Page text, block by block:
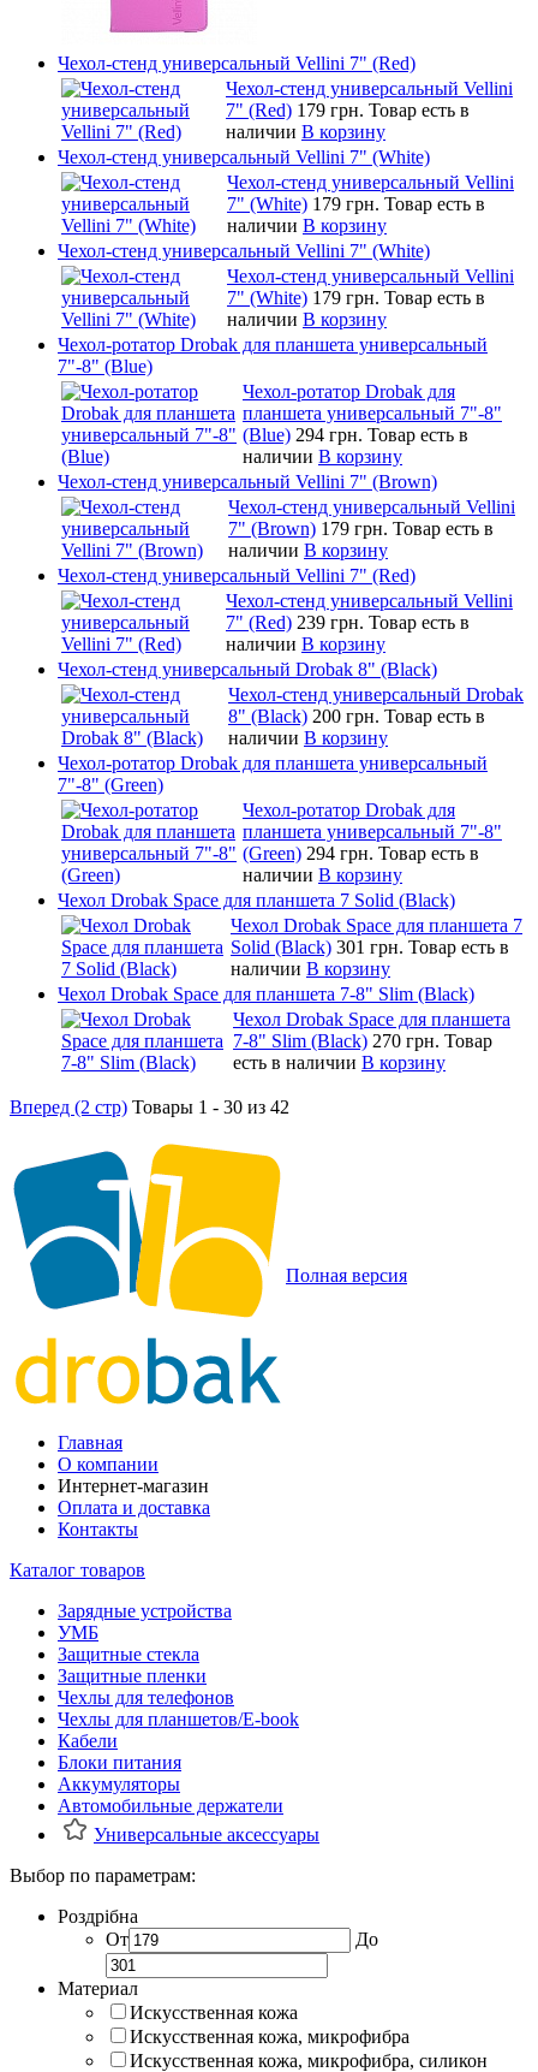
Чехол-стенд универсальный Vellini 7" (Red)
Чехол-стенд универсальный Vellini
7" (Red) 179 грн. Товар есть в
наличии В корзину
Чехол-стенд универсальный Vellini 7" (White)
Чехол-стенд универсальный Vellini
7" (White) 179 грн. Товар есть в
наличии В корзину
Чехол-стенд универсальный Vellini 7" (White)
Чехол-стенд универсальный Vellini
7" (White) 179 грн. Товар есть в
наличии В корзину
Чехол-ротатор Drobak для планшета универсальный
7"-8" (Blue)
Чехол-ротатор Drobak для
планшета универсальный 7"-8"
(Blue) 294 грн. Товар есть в
наличии В корзину
Чехол-стенд универсальный Vellini 7" (Brown)
Чехол-стенд универсальный Vellini
7" (Brown) 179 грн. Товар есть в
наличии В корзину
Чехол-стенд универсальный Vellini 7" (Red)
Чехол-стенд универсальный Vellini
7" (Red) 239 грн. Товар есть в
наличии В корзину
Чехол-стенд универсальный Drobak 8" (Black)
Чехол-стенд универсальный Drobak
8" (Black) 200 грн. Товар есть в
наличии В корзину
Чехол-ротатор Drobak для планшета универсальный
7"-8" (Green)
Чехол-ротатор Drobak для
планшета универсальный 7"-8"
(Green) 294 грн. Товар есть в
наличии В корзину
Чехол Drobak Space для планшета 7 Solid (Black)
Чехол Drobak Space для планшета 7
Solid (Black) 301 грн. Товар есть в
наличии В корзину
Чехол Drobak Space для планшета 7-8" Slim (Black)
Чехол Drobak Space для планшета
7-8" Slim (Black) 270 грн. Товар
есть в наличии В корзину
Вперед (2 стр) Товары 1 - 30 из 42
Полная версия
Главная
О компании
Интернет-магазин
Оплата и доставка
Контакты
Каталог товаров
Зарядные устройства
УМБ
Защитные стекла
Защитные пленки
Чехлы для телефонов
Чехлы для планшетов/E-book
Кабели
Блоки питания
Аккумуляторы
Автомобильные держатели
Универсальные аксессуары
Выбор по параметрам:
Роздрібна
От
До
Материал
Искусственная кожа
Искусственная кожа, микрофибра
Искусственная кожа, микрофибра, силикон